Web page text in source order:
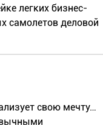
легких бизнес-
самолетов деловой
свою мечту…